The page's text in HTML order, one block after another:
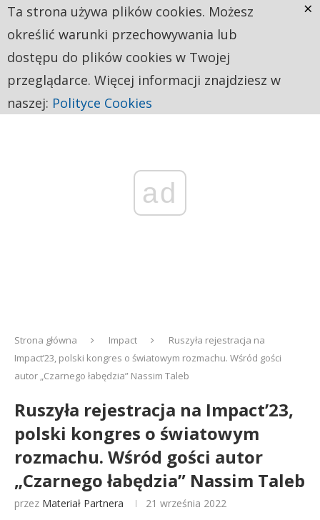
ad
Strona główna Impact
Ruszyła rejestracja na
Impact’23, polski kongres o światowym rozmachu. Wśród gości
autor „Czarnego łabędzia” Nassim Taleb
Ruszyła rejestracja na Impact’23,
polski kongres o światowym
rozmachu. Wśród gości autor
„Czarnego łabędzia” Nassim Taleb
przez Materiał Partnera 21 września 2022
Ta strona używa plików cookies. Możesz
określić warunki przechowywania lub
dostępu do plików cookies w Twojej
przeglądarce. Więcej informacji znajdziesz w
naszej: Polityce Cookies
×